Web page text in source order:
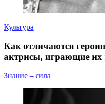
Культура
Как отличаются
актрисы, играющие их
Знание – сила